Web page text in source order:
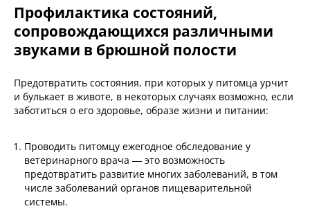
Профилактика состояний,
сопровождающихся различными
звуками в брюшной полости
Предотвратить состояния, при которых у питомца урчит
и булькает в животе, в некоторых случаях возможно, если
заботиться о его здоровье, образе жизни и питании:
Проводить питомцу ежегодное обследование у
ветеринарного врача — это возможность
предотвратить развитие многих заболеваний, в том
числе заболеваний органов пищеварительной
системы.